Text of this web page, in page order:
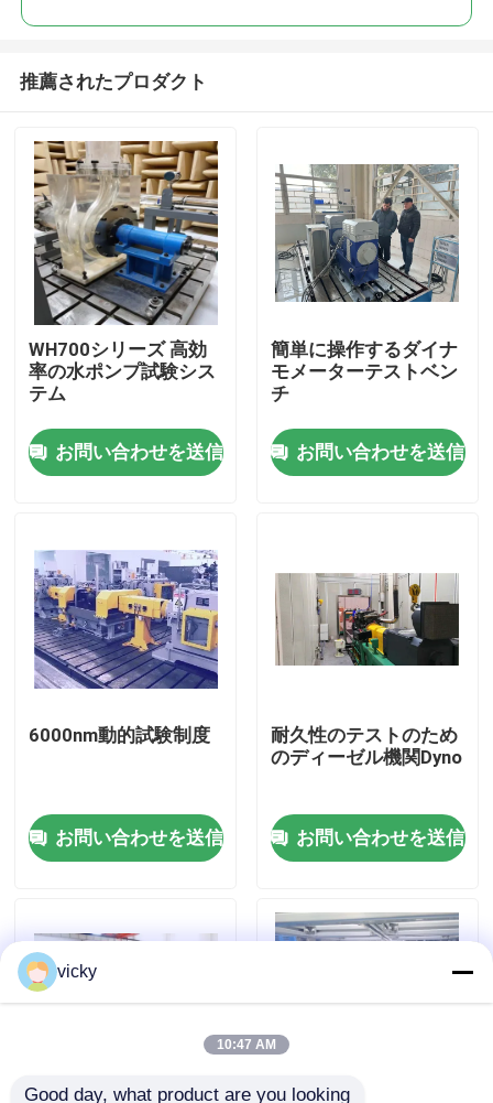
家へ
わたしたち に つい て
工場 ツアー
品質管理
連絡 ください
事件
高速力量計
推薦されたプロダクト
WH700シリーズ 高効
率の水ポンプ試験シス
テム
お問い合わせを送信
簡単に操作するダイナ
モメーターテストベン
チ
お問い合わせを送信
6000nm動的試験制度
お問い合わせを送信
耐久性のテストのため
のディーゼル機関Dyno
お問い合わせを送信
vicky
10:47 AM
Good day, what product are you looking